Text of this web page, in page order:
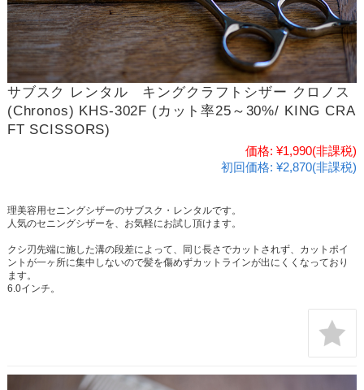
サブスク レンタル キングクラフトシザー クロノス
(Chronos) KHS-302F (カット率25～30%/ KING CRA
FT SCISSORS)
価格: ¥1,990(非課税)
初回価格: ¥2,870(非課税)
理美容用セニングシザーのサブスク・レンタルです。
人気のセニングシザーを、お気軽にお試し頂けます。
クシ刃先端に施した溝の段差によって、同じ長さでカットされず、カットポイ
ントが一ヶ所に集中しないので髪を傷めずカットラインが出にくくなっており
ます。
6.0インチ。